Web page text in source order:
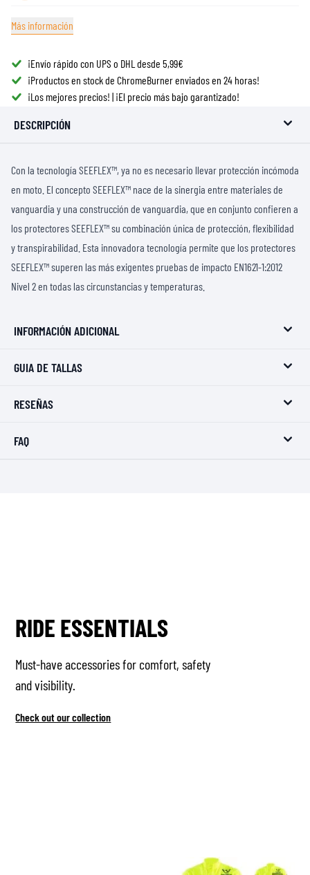
Más información
¡Envío rápido con UPS o DHL desde 5,99€
¡Productos en stock de ChromeBurner enviados en 24 horas!
¡Los mejores precios! | ¡El precio más bajo garantizado!
DESCRIPCIÓN
Con la tecnología SEEFLEX™, ya no es necesario llevar protección incómoda
en moto. El concepto SEEFLEX™ nace de la sinergia entre materiales de
vanguardia y una construcción de vanguardia, que en conjunto confieren a
los protectores SEEFLEX™ su combinación única de protección, flexibilidad
y transpirabilidad. Esta innovadora tecnología permite que los protectores
SEEFLEX™ superen las más exigentes pruebas de impacto EN1621-1:2012
Nivel 2 en todas las circunstancias y temperaturas.
INFORMACIÓN ADICIONAL
GUIA DE TALLAS
RESEÑAS
FAQ
RIDE ESSENTIALS
Must-have accessories for comfort, safety
and visibility.
Check out our collection